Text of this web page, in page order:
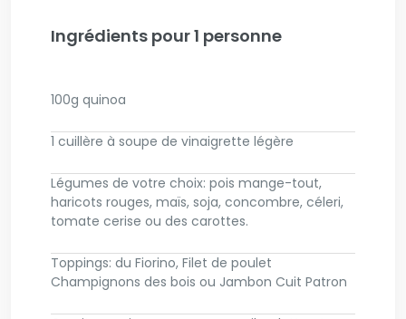
Ingrédients pour 1 personne
100g quinoa
1 cuillère à soupe de vinaigrette légère
Légumes de votre choix: pois mange-tout,
haricots rouges, maïs, soja, concombre, céleri,
tomate cerise ou des carottes.
Toppings: du Fiorino, Filet de poulet
Champignons des bois ou Jambon Cuit Patron